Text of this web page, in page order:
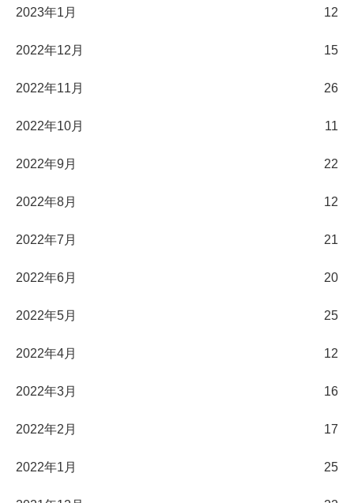
2023年1月 12
2022年12月 15
2022年11月 26
2022年10月 11
2022年9月 22
2022年8月 12
2022年7月 21
2022年6月 20
2022年5月 25
2022年4月 12
2022年3月 16
2022年2月 17
2022年1月 25